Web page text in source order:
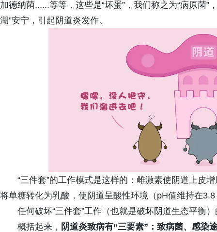
加德纳菌......等等，这些是“坏蛋”，我们称之为“病原菌
湖”安宁，引起阴道炎发作。
“三件套”的工作模式是这样的：雌激素使阴道上
将单糖转化为乳酸，使阴道呈酸性环境（pH值维持在
任何破坏“三件套”工作（也就是破坏阴道生态平衡
概括起来， 阴道炎致病有“三要素”：致病菌、感染